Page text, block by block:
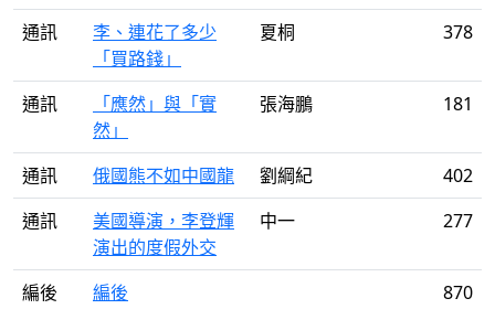
通訊
李、連花了多少
「買路錢」
夏桐 378
通訊
「應然」與「實
然」
張海鵬 181
通訊 俄國熊不如中國龍 劉綱紀
402
通訊
美國導演，李登輝
演出的度假外交
中一 277
編後 編後
870